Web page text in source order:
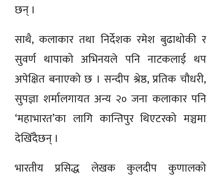
छन् ।
साथै, कलाकार तथा निर्देशक रमेश बुढाथोकी र
सुवर्ण थापाको अभिनयले पनि नाटकलाई थप
अपेक्षित बनाएको छ । सन्दीप श्रेष्ठ, प्रतिक चौधरी,
सुपज्ञा शर्मालगायत अन्य २० जना कलाकार पनि
‘महाभारत’का लागि कान्तिपुर थिएटरको मञ्चमा
देखिँदैछन् ।
भारतीय प्रसिद्ध लेखक कुलदीप कुणालको